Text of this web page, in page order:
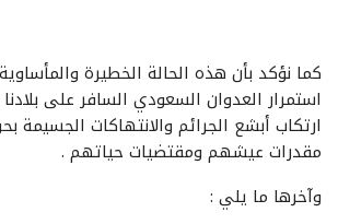
كما نؤكد بأن هذه الحالة الخطيرة
استمرار العدوان السعودي السافر على
ارتكاب أبشع الجرائم والانتهاكات الجسيمة
مقدرات عيشهم ومقتضيات حياتهم .
وآخرها ما يلي :